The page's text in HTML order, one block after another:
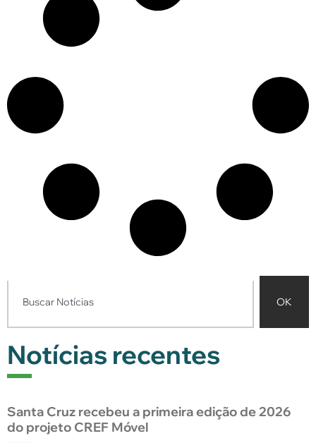
OK
Notícias recentes
Santa Cruz recebeu a primeira edição de 2026
do projeto CREF Móvel